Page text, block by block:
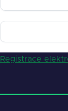
Registrace